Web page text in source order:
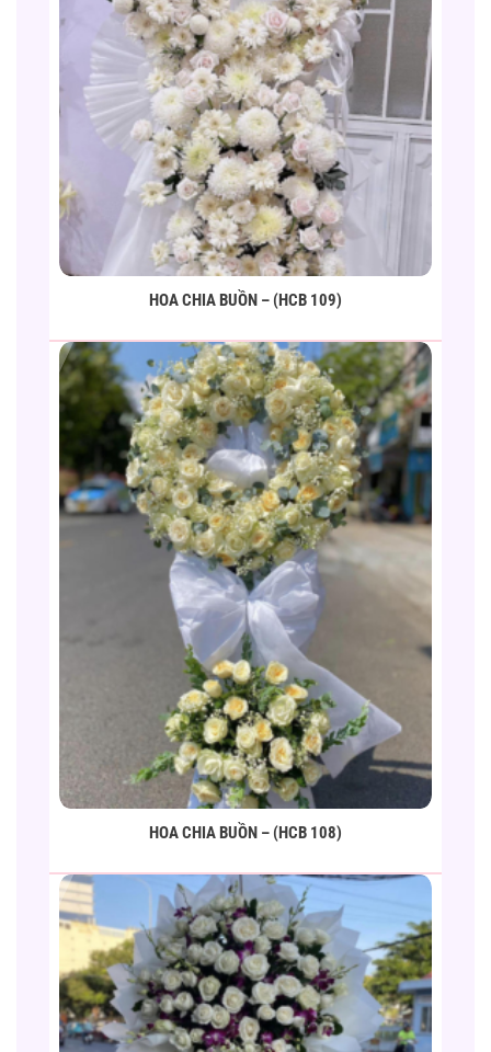
HOA CHIA BUỒN – (HCB 109)
HOA CHIA BUỒN – (HCB 108)